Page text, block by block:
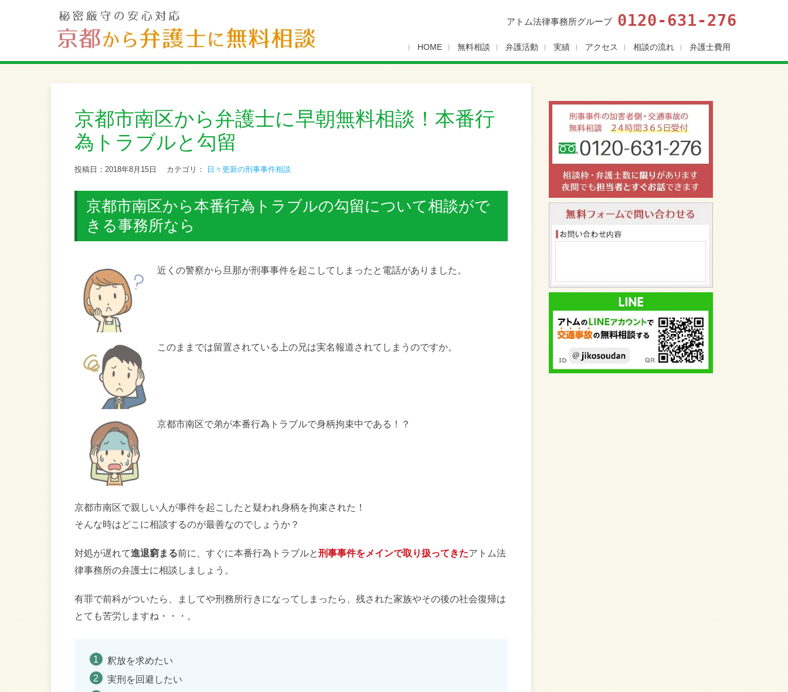
アトム法律事務所グループ 0120-631-276
HOME 無料相談 弁護活動 実績 アクセス 相談の流れ 弁護士費用
京都市南区から弁護士に早朝無料相談！本番行
為トラブルと勾留
投稿日：2018年8月15日 カテゴリ： 日々更新の刑事事件相談
京都市南区から本番行為トラブルの勾留について相談がで
きる事務所なら
近くの警察から旦那が刑事事件を起こしてしまったと電話がありました。
このままでは留置されている上の兄は実名報道されてしまうのですか。
京都市南区で弟が本番行為トラブルで身柄拘束中である！？
京都市南区で親しい人が事件を起こしたと疑われ身柄を拘束された！
そんな時はどこに相談するのが最善なのでしょうか？
対処が遅れて進退窮まる前に、すぐに本番行為トラブルと刑事事件をメインで取り扱ってきたアトム法
律事務所の弁護士に相談しましょう。
有罪で前科がついたら、ましてや刑務所行きになってしまったら、残された家族やその後の社会復帰は
とても苦労しますね・・・。
釈放を求めたい
実刑を回避したい